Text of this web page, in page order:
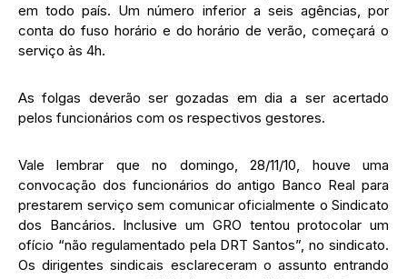
em todo país. Um número inferior a seis agências, por
conta do fuso horário e do horário de verão, começará o
serviço às 4h.
As folgas deverão ser gozadas em dia a ser acertado
pelos funcionários com os respectivos gestores.
Vale lembrar que no domingo, 28/11/10, houve uma
convocação dos funcionários do antigo Banco Real para
prestarem serviço sem comunicar oficialmente o Sindicato
dos Bancários. Inclusive um GRO tentou protocolar um
ofício “não regulamentado pela DRT Santos”, no sindicato.
Os dirigentes sindicais esclareceram o assunto entrando